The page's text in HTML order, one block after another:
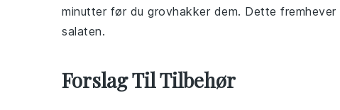
minutter før du grovhakker dem. Dette
salaten.
Forslag Til Tilbehør